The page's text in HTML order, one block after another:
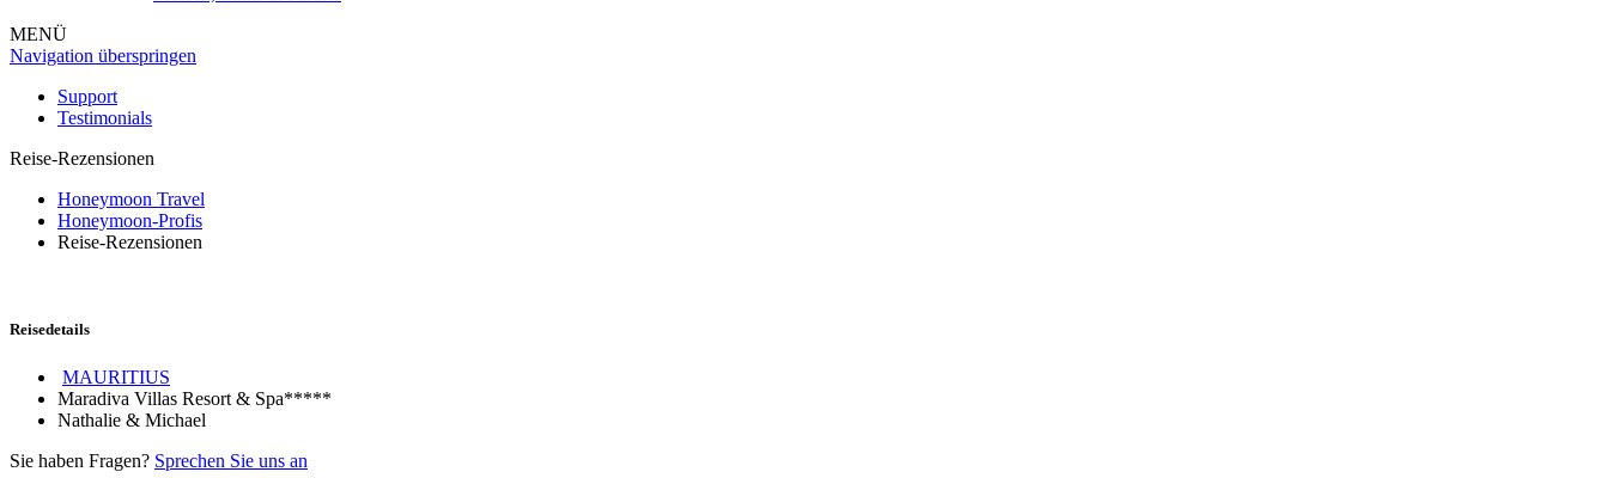
MENÜ
Navigation überspringen
Support
Testimonials
Reise-Rezensionen
Honeymoon Travel
Honeymoon-Profis
Reise-Rezensionen
Reisedetails
MAURITIUS
Maradiva Villas Resort & Spa*****
Nathalie & Michael
Sie haben Fragen? Sprechen Sie uns an